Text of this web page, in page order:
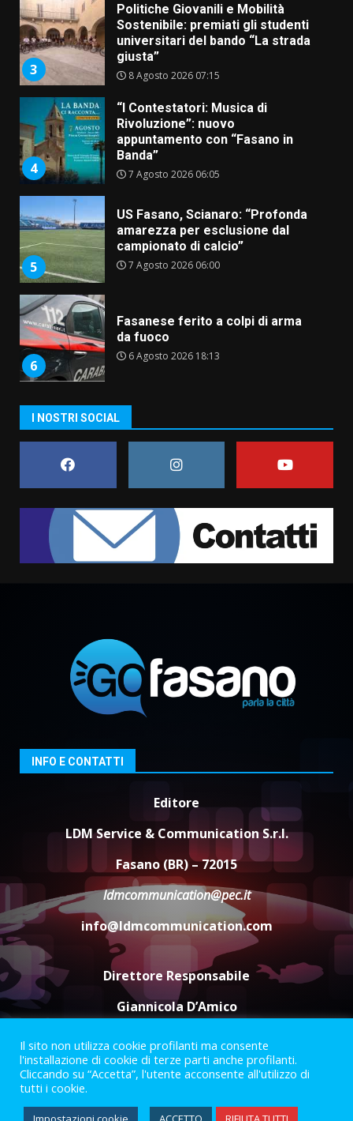
3
Politiche Giovanili e Mobilità
Sostenibile: premiati gli studenti
universitari del bando “La strada
giusta”
8 Agosto 2026 07:15
4
“I Contestatori: Musica di
Rivoluzione”: nuovo
appuntamento con “Fasano in
Banda”
7 Agosto 2026 06:05
5
US Fasano, Scianaro: “Profonda
amarezza per esclusione dal
campionato di calcio”
7 Agosto 2026 06:00
6
Fasanese ferito a colpi di arma
da fuoco
6 Agosto 2026 18:13
di aperture straordinarie del
Comune di Fasano
6 Agosto 2026 14:16
1
La Banda Città di Fasano apre
ufficialmente la Festa di
Savelletri
8 Agosto 2026 11:00
Santis
8 Agosto 2026 07:30
3
Politiche Giovanili e Mobilità
Sostenibile: premiati gli studenti
giusta”
“I Contestatori: Musica di
Rivoluzione”: nuovo
appuntamento con “Fasano in
7 Agosto 2026 06:05
US Fasano, Scianaro: “Profonda
amarezza per esclusione dal
campionato di calcio”
7 Agosto 2026 06:00
I NOSTRI SOCIAL
INFO E CONTATTI
Editore
LDM Service & Communication S.r.l.
Fasano (BR) – 72015
ldmcommunication@pec.it
info@ldmcommunication.com
Direttore Responsabile
Giannicola D’Amico
Termini e Condizioni
Privacy Policy
Informazioni Legali
Facebook
Instagram
Youtube
Il sito non utilizza cookie profilanti ma consente
l'installazione di cookie di terze parti anche profilanti.
Cliccando su “Accetta”, l'utente acconsente all'utilizzo di
tutti i cookie.